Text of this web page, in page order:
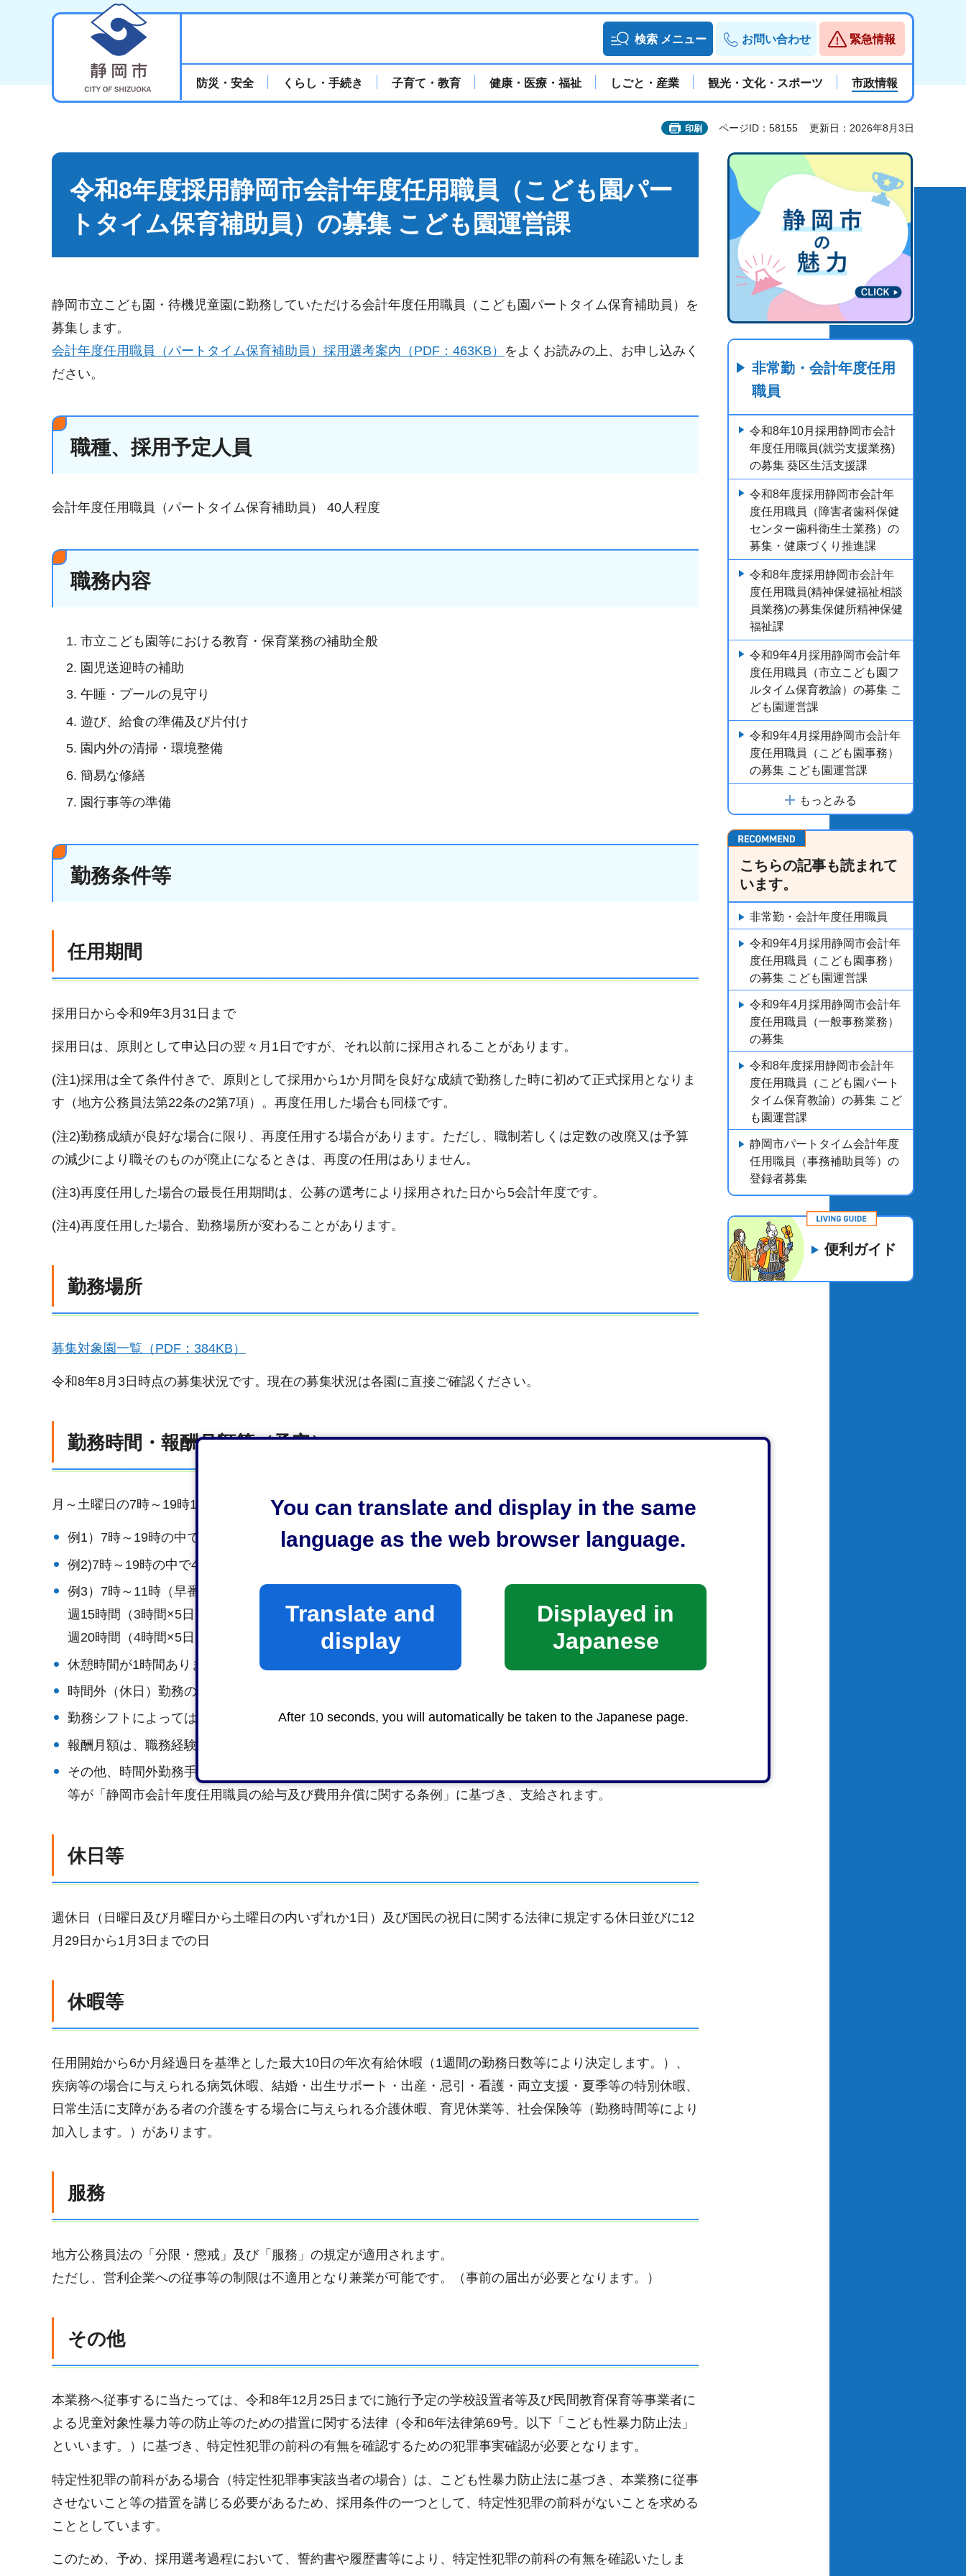
You can translate and display in the same
language as the web browser language.
Translate and
display
Displayed in
Japanese
After 10 seconds, you will automatically be taken to the Japanese page.
検索 メニュー お問い合わせ 緊急情報
防災・安全 くらし・手続き 子育て・教育 健康・医療・福祉 しごと・産業 観光・文化・スポーツ 市政情報
印刷 ページID：58155 更新日：2026年8月3日
令和8年度採用静岡市会計年度任用職員（こども園パー
トタイム保育補助員）の募集 こども園運営課
静岡市立こども園・待機児童園に勤務していただける会計年度任用職員（こども園パートタイム保育補助員）を
募集します。
会計年度任用職員（パートタイム保育補助員）採用選考案内（PDF：463KB） をよくお読みの上、お申し込みく
ださい。
職種、採用予定人員
会計年度任用職員（パートタイム保育補助員） 40人程度
職務内容
市立こども園等における教育・保育業務の補助全般
園児送迎時の補助
午睡・プールの見守り
遊び、給食の準備及び片付け
園内外の清掃・環境整備
簡易な修繕
園行事等の準備
勤務条件等
任用期間
採用日から令和9年3月31日まで
採用日は、原則として申込日の翌々月1日ですが、それ以前に採用されることがあります。
(注1)採用は全て条件付きで、原則として採用から1か月間を良好な成績で勤務した時に初めて正式採用となりま
す（地方公務員法第22条の2第7項）。再度任用した場合も同様です。
(注2)勤務成績が良好な場合に限り、再度任用する場合があります。ただし、職制若しくは定数の改廃又は予算
の減少により職そのものが廃止になるときは、再度の任用はありません。
(注3)再度任用した場合の最長任用期間は、公募の選考により採用された日から5会計年度です。
(注4)再度任用した場合、勤務場所が変わることがあります。
勤務場所
募集対象園一覧（PDF：384KB）
令和8年8月3日時点の募集状況です。現在の募集状況は各園に直接ご確認ください。
勤務時間・報酬月額等（予定）
月～土曜日の7時～19時15分のうち各園が必要とする時間
例1）7時～19時の中で7時間 週35時間（7時間×5日）報酬月額194,500円～210,900円
例2)7時～19時の中で4時間 週20時間（4時間×5日）報酬月額111,000円～120,500円
例3）7時～11時（早番）または15時15分～19時15分（遅番）の中で3時間または4時間
週15時間（3時間×5日）：時給1,323円
週20時間（4時間×5日）：報酬月額111,100円～120,500円
休憩時間が1時間あります。（1日6時間を超える勤務の場合）
時間外（休日）勤務の場合があります。
勤務シフトによっては土曜日勤務があります。
報酬月額は、職務経験を加味して決定します。
その他、時間外勤務手当、休日勤務手当、費用弁償（通勤）、任期又は勤務時間により勤勉手当、期末手当
等が「静岡市会計年度任用職員の給与及び費用弁償に関する条例」に基づき、支給されます。
休日等
週休日（日曜日及び月曜日から土曜日の内いずれか1日）及び国民の祝日に関する法律に規定する休日並びに12
月29日から1月3日までの日
休暇等
任用開始から6か月経過日を基準とした最大10日の年次有給休暇（1週間の勤務日数等により決定します。）、
疾病等の場合に与えられる病気休暇、結婚・出生サポート・出産・忌引・看護・両立支援・夏季等の特別休暇、
日常生活に支障がある者の介護をする場合に与えられる介護休暇、育児休業等、社会保険等（勤務時間等により
加入します。）があります。
服務
地方公務員法の「分限・懲戒」及び「服務」の規定が適用されます。
ただし、営利企業への従事等の制限は不適用となり兼業が可能です。（事前の届出が必要となります。）
その他
本業務へ従事するに当たっては、令和8年12月25日までに施行予定の学校設置者等及び民間教育保育等事業者に
よる児童対象性暴力等の防止等のための措置に関する法律（令和6年法律第69号。以下「こども性暴力防止法」
といいます。）に基づき、特定性犯罪の前科の有無を確認するための犯罪事実確認が必要となります。
特定性犯罪の前科がある場合（特定性犯罪事実該当者の場合）は、こども性暴力防止法に基づき、本業務に従事
させないこと等の措置を講じる必要があるため、採用条件の一つとして、特定性犯罪の前科がないことを求める
こととしています。
このため、予め、採用選考過程において、誓約書や履歴書等により、特定性犯罪の前科の有無を確認いたしま
非常勤・会計年度任用
職員
令和8年10月採用静岡市会計
年度任用職員(就労支援業務)
の募集 葵区生活支援課
令和8年度採用静岡市会計年
度任用職員（障害者歯科保健
センター歯科衛生士業務）の
募集・健康づくり推進課
令和8年度採用静岡市会計年
度任用職員(精神保健福祉相談
員業務)の募集保健所精神保健
福祉課
令和9年4月採用静岡市会計年
度任用職員（市立こども園フ
ルタイム保育教諭）の募集 こ
ども園運営課
令和9年4月採用静岡市会計年
度任用職員（こども園事務）
の募集 こども園運営課
もっとみる
こちらの記事も読まれて
います。
非常勤・会計年度任用職員
令和9年4月採用静岡市会計年
度任用職員（こども園事務）
の募集 こども園運営課
令和9年4月採用静岡市会計年
度任用職員（一般事務業務）
の募集
令和8年度採用静岡市会計年
度任用職員（こども園パート
タイム保育教諭）の募集 こど
も園運営課
静岡市パートタイム会計年度
任用職員（事務補助員等）の
登録者募集
便利ガイド